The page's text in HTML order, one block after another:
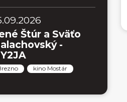
Štúr a Sväťo
-
kino Mostár